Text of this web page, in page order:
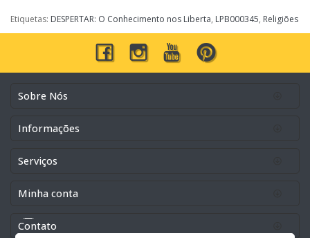
Etiquetas: DESPERTAR: O Conhecimento nos Liberta, LPB000345, Religiões
Sobre Nós
Informações
Serviços
Minha conta
Contato